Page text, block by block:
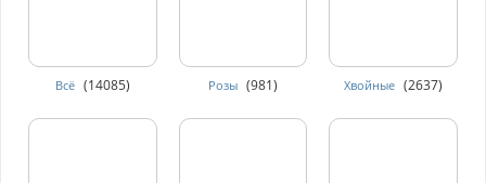
Всё (14085) Розы (981) Хвойные (2637)